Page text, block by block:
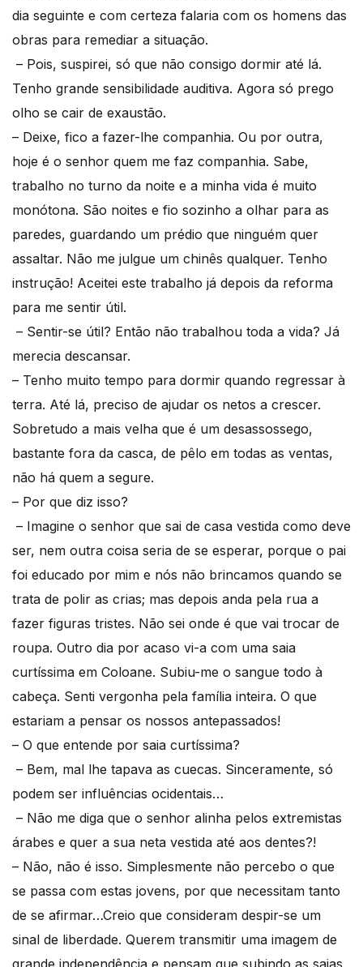
dia seguinte e com certeza falaria com os homens das
obras para remediar a situação.
– Pois, suspirei, só que não consigo dormir até lá.
Tenho grande sensibilidade auditiva. Agora só prego
olho se cair de exaustão.
– Deixe, fico a fazer-lhe companhia. Ou por outra,
hoje é o senhor quem me faz companhia. Sabe,
trabalho no turno da noite e a minha vida é muito
monótona. São noites e fio sozinho a olhar para as
paredes, guardando um prédio que ninguém quer
assaltar. Não me julgue um chinês qualquer. Tenho
instrução! Aceitei este trabalho já depois da reforma
para me sentir útil.
– Sentir-se útil? Então não trabalhou toda a vida? Já
merecia descansar.
– Tenho muito tempo para dormir quando regressar à
terra. Até lá, preciso de ajudar os netos a crescer.
Sobretudo a mais velha que é um desassossego,
bastante fora da casca, de pêlo em todas as ventas,
não há quem a segure.
– Por que diz isso?
– Imagine o senhor que sai de casa vestida como deve
ser, nem outra coisa seria de se esperar, porque o pai
foi educado por mim e nós não brincamos quando se
trata de polir as crias; mas depois anda pela rua a
fazer figuras tristes. Não sei onde é que vai trocar de
roupa. Outro dia por acaso vi-a com uma saia
curtíssima em Coloane. Subiu-me o sangue todo à
cabeça. Senti vergonha pela família inteira. O que
estariam a pensar os nossos antepassados!
– O que entende por saia curtíssima?
– Bem, mal lhe tapava as cuecas. Sinceramente, só
podem ser influências ocidentais…
– Não me diga que o senhor alinha pelos extremistas
árabes e quer a sua neta vestida até aos dentes?!
– Não, não é isso. Simplesmente não percebo o que
se passa com estas jovens, por que necessitam tanto
de se afirmar…Creio que consideram despir-se um
sinal de liberdade. Querem transmitir uma imagem de
grande independência e pensam que subindo as saias